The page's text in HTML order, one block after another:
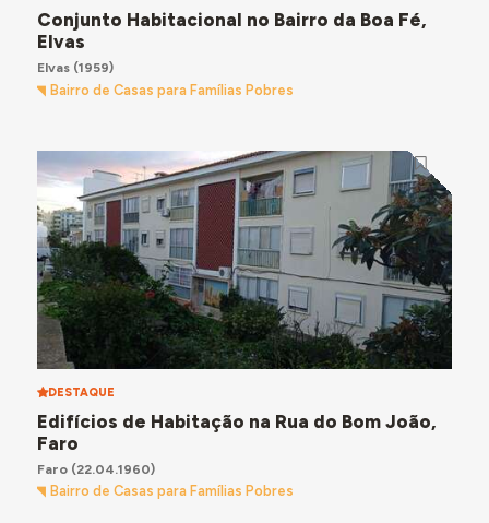
Conjunto Habitacional no Bairro da Boa Fé,
Elvas
Elvas(1959)
Bairro de Casas para Famílias Pobres
DESTAQUE
Edifícios de Habitação na Rua do Bom João,
Faro
Faro(22.04.1960)
Bairro de Casas para Famílias Pobres